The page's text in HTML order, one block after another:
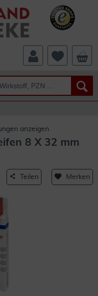
anzeigen
8 X 32 mm
Teilen Merken